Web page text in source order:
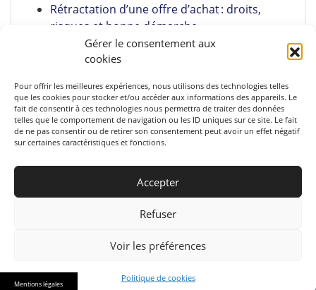
Gérer le consentement aux
cookies
Pour offrir les meilleures expériences, nous utilisons des technologies telles
que les cookies pour stocker et/ou accéder aux informations des appareils. Le
fait de consentir à ces technologies nous permettra de traiter des données
telles que le comportement de navigation ou les ID uniques sur ce site. Le fait
de ne pas consentir ou de retirer son consentement peut avoir un effet négatif
sur certaines caractéristiques et fonctions.
Accepter
Refuser
Voir les préférences
Politique de cookies
Mentions légales
Rétractation d’une offre d’achat : droits,
risques et bonne démarche
Pumpkin Spice Latte maison : recette facile +
astuces
© 2026 SOS Blog